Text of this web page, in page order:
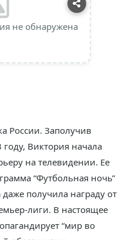
не обнаружена
России. Заполучив
году, Виктория начала
на телевидении. Ее
“Футбольная ночь”
получила награду от
лиги. В настоящее
“мир во